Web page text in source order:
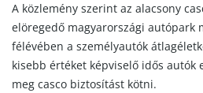
A közlemény szerint az alacsony
elöregedő magyarországi autópark
félévében a személyautók
kisebb értéket képviselő idős autók
meg casco biztosítást kötni.